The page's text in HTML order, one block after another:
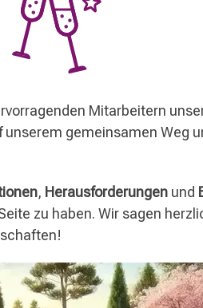
Mitarbeitern
gemeinsamen Weg
, Herausforderungen und
zu haben. Wir sagen